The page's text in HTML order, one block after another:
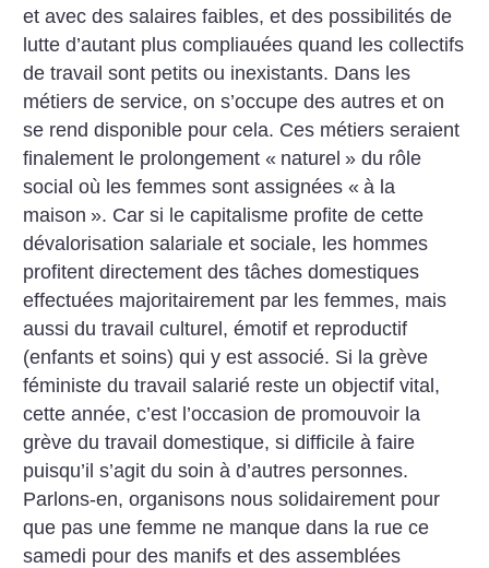
et avec des salaires faibles, et des possibilités de
lutte d’autant plus compliauées quand les collectifs
de travail sont petits ou inexistants. Dans les
métiers de service, on s’occupe des autres et on
se rend disponible pour cela. Ces métiers seraient
finalement le prolongement « naturel » du rôle
social où les femmes sont assignées « à la
maison ». Car si le capitalisme profite de cette
dévalorisation salariale et sociale, les hommes
profitent directement des tâches domestiques
effectuées majoritairement par les femmes, mais
aussi du travail culturel, émotif et reproductif
(enfants et soins) qui y est associé. Si la grève
féministe du travail salarié reste un objectif vital,
cette année, c’est l’occasion de promouvoir la
grève du travail domestique, si difficile à faire
puisqu’il s’agit du soin à d’autres personnes.
Parlons-en, organisons nous solidairement pour
que pas une femme ne manque dans la rue ce
samedi pour des manifs et des assemblées